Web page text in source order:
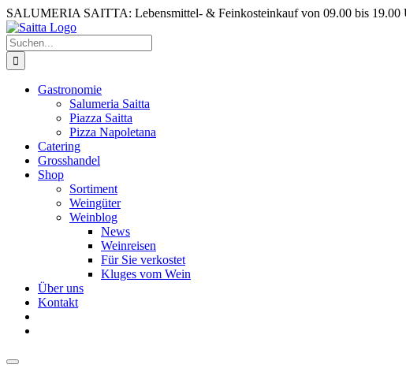
Zum
Inhalt
springen
SALUMERIA SAITTA: Lebensmittel- & Feinkosteinkauf von 09.00 bis
Suche
nach:
Gastronomie
Salumeria Saitta
Piazza Saitta
Pizza Napoletana
Catering
Grosshandel
Shop
Sortiment
Weingüter
Weinblog
News
Weinreisen
Für Sie verkostet
Kluges vom Wein
Über uns
Kontakt